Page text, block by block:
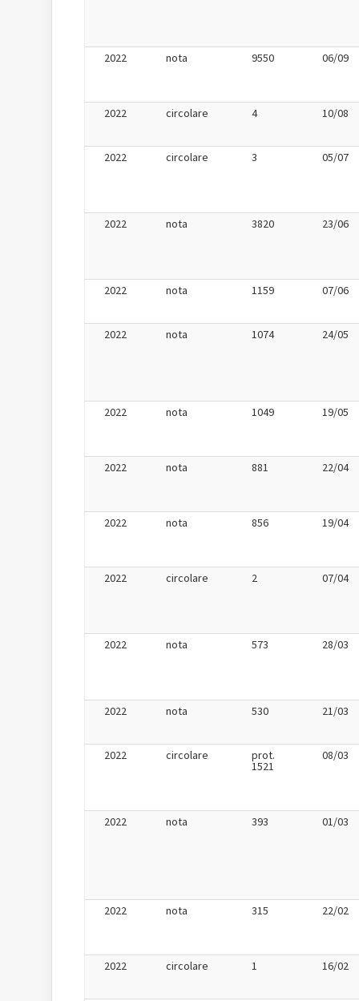
2022 nota 9550 06/09
2022 circolare 4 10/08
2022 circolare 3 05/07
2022 nota 3820 23/06
2022 nota 1159 07/06
2022 nota 1074 24/05
2022 nota 1049 19/05
2022 nota 881 22/04
2022 nota 856 19/04
2022 circolare 2 07/04
2022 nota 573 28/03
2022 nota 530 21/03
2022 circolare prot.
1521
08/03
2022 nota 393 01/03
2022 nota 315 22/02
2022 circolare 1 16/02